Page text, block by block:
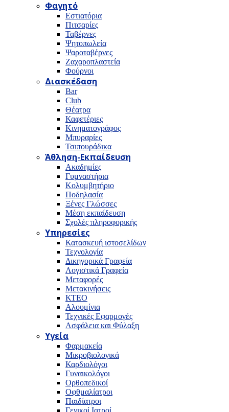
Φαγητό
Εστιατόρια
Πιτσαρίες
Ταβέρνες
Ψητοπωλεία
Ψαροταβέρνες
Ζαχαροπλαστεία
Φούρνοι
Διασκέδαση
Bar
Club
Θέατρα
Καφετέριες
Κινηματογράφος
Μπυραρίες
Τσιπουράδικα
Άθληση-Εκπαίδευση
Ακαδημίες
Γυμναστήρια
Κολυμβητήριο
Ποδηλασία
Ξένες Γλώσσες
Μέση εκπαίδευση
Σχολές πληροφορικής
Υπηρεσίες
Κατασκευή ιστοσελίδων
Τεχνολογία
Δικηγορικά Γραφεία
Λογιστικά Γραφεία
Μεταφορές
Μετακινήσεις
ΚΤΕΟ
Αλουμίνια
Τεχνικές Εφαρμογές
Ασφάλεια και Φύλαξη
Υγεία
Φαρμακεία
Μικροβιολογικά
Καρδιολόγοι
Γυναικολόγοι
Ορθοπεδικοί
Οφθμαλίατροι
Παιδίατροι